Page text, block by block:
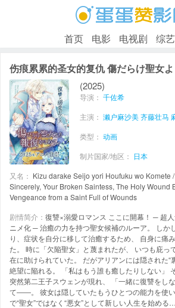
首页 电影 电视剧 综艺
伤痕累累的圣女的复仇 傷だらけ聖女
(2025)
导演： 千佐希
主演： 濑户麻沙美齐藤壮马
类型： 动画
制片国家/地区： 日本
又名： Kizu darake Seijo yori Houfuku wo Komete
Sincerely, Your Broken Saintess, The Holy Wound
Vengeance from a Saint Full of Wounds
剧情简介： 復讐×溺愛ロマンス ここに開幕！ ─ 超
ニメ化 ─ 治癒の力を持つ聖女候補のルーア。 しか
り、症状を自分に移して治癒するため、 自身に痛
た。 時に「欠陥聖女」と蔑まれたが、 いつも庇っ
在に助けられていた。 だがアリアンには隠された“
絶望に陥れる。 「私はもう誰も癒したりしない」
突然第二王子スウェンが現れ、 「一緒に復讐をし
て――。 彼女は隠していたもうひとつの能力を使
で“聖女”ではなく“悪女”として新しい人生を始める